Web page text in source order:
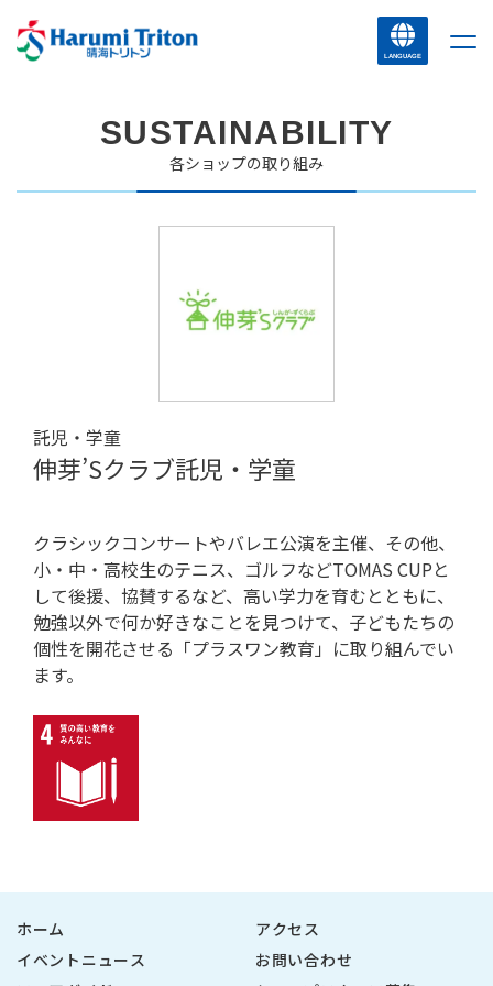
LANGUAGE
SUSTAINABILITY
各ショップの取り組み
託児・学童
伸芽’Sクラブ託児・学童
クラシックコンサートやバレエ公演を主催、その他、
小・中・高校生のテニス、ゴルフなどTOMAS CUPと
して後援、協賛するなど、高い学力を育むとともに、
勉強以外で何か好きなことを見つけて、子どもたちの
個性を開花させる「プラスワン教育」に取り組んでい
ます。
ホーム
イベントニュース
アクセス
お問い合わせ